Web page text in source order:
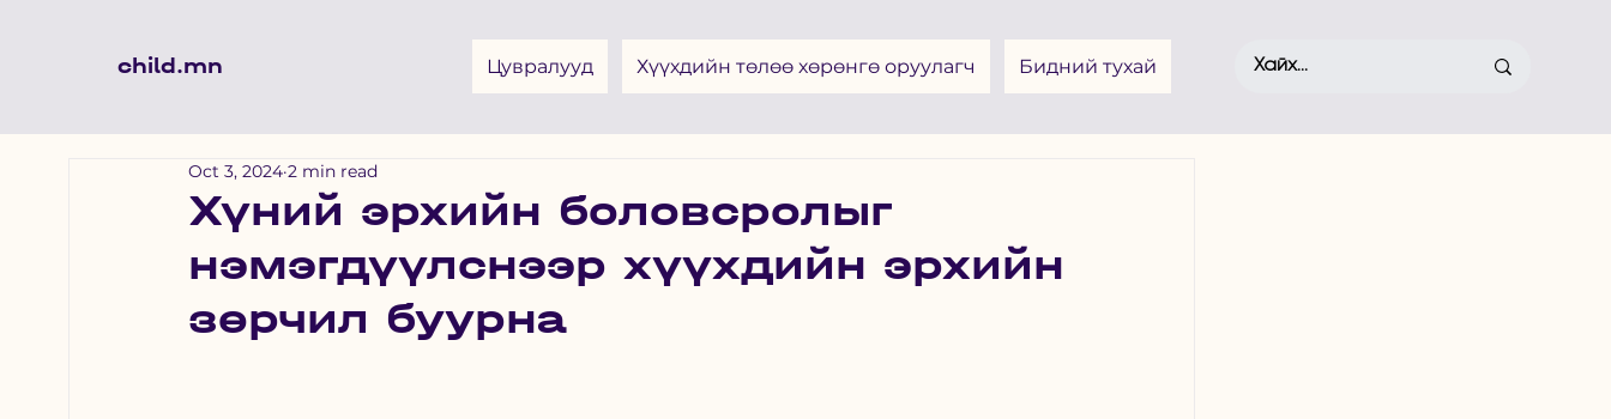
child.mn Цувралууд Хүүхдийн төлөө хөрөнгө оруулагч Бидний тухай
Хүний эрхийн боловсролыг
нэмэгдүүлснээр хүүхдийн эрхийн
зөрчил буурна
Oct 3, 2024 2 min read